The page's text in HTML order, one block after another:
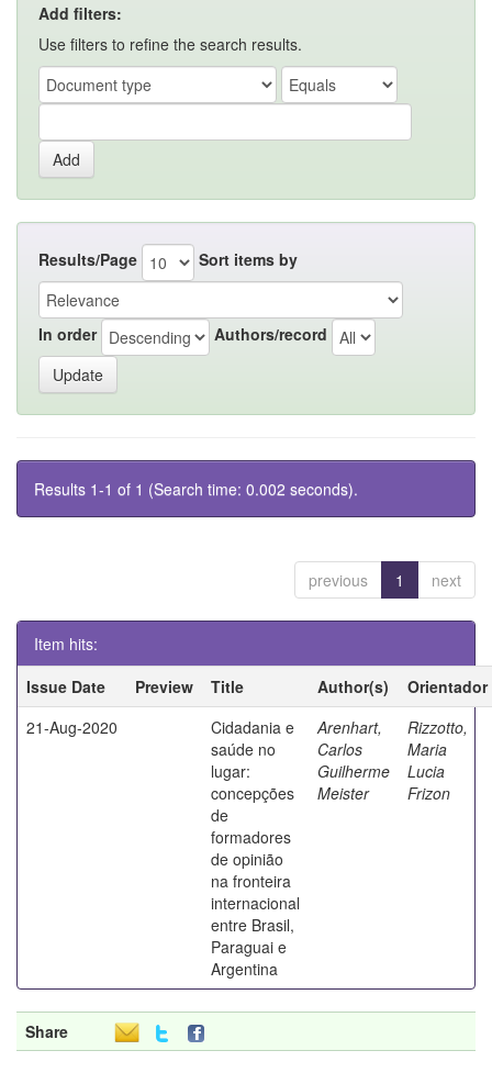
Add filters:
Use filters to refine the search results.
Results/Page Sort items by
In order Authors/record
Results 1-1 of 1 (Search time: 0.002 seconds).
previous 1 next
Item hits:
Issue Date
Preview Title Author(s)
Orientador
21-Aug-2020
Cidadania e
saúde no
lugar:
concepções
de
formadores
de opinião
na fronteira
internacional
entre Brasil,
Paraguai e
Argentina
Arenhart,
Carlos
Guilherme
Meister
Rizzotto,
Maria
Lucia
Frizon
Share